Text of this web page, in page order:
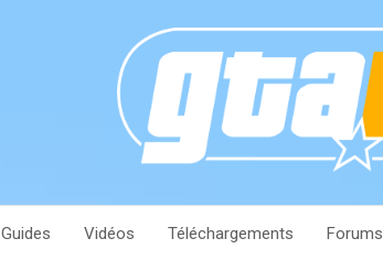
Guides Vidéos Téléchargements Forums